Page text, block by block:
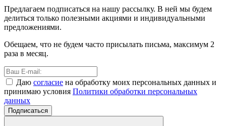
Предлагаем подписаться на нашу рассылку. В ней мы будем
делиться только полезными акциями и индивидуальными
предложениями.
Обещаем, что не будем часто присылать письма, максимум 2
раза в месяц.
Даю согласие на обработку моих персональных данных и
принимаю условия Политики обработки персональных
данных
Подписаться